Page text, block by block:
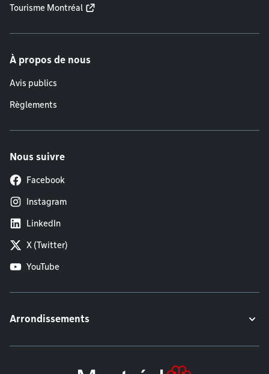
Tourisme Montréal
À propos de nous
Avis publics
Règlements
Nous suivre
Facebook
Instagram
LinkedIn
X (Twitter)
YouTube
Arrondissements